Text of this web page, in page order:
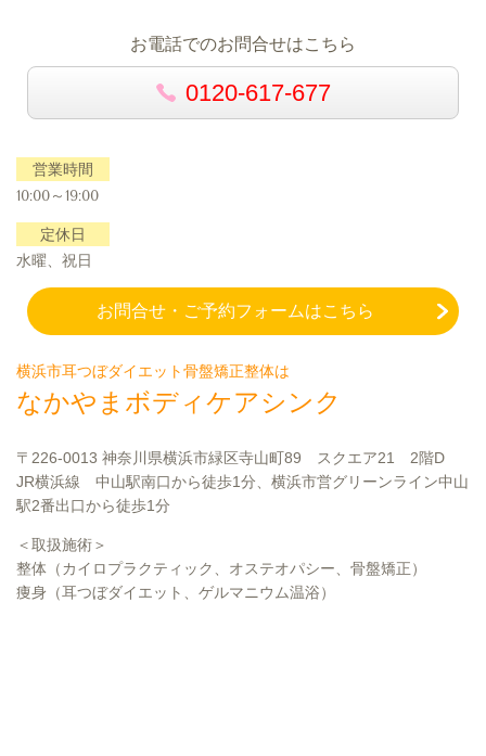
お電話でのお問合せはこちら
0120-617-677
営業時間
10:00～19:00
定休日
水曜、祝日
お問合せ・ご予約フォームはこちら
横浜市耳つぼダイエット骨盤矯正整体は
なかやまボディケアシンク
〒226-0013 神奈川県横浜市緑区寺山町89 スクエア21 2階D
JR横浜線 中山駅南口から徒歩1分、横浜市営グリーンライン中山
駅2番出口から徒歩1分
＜取扱施術＞
整体（カイロプラクティック、オステオパシー、骨盤矯正）
痩身（耳つぼダイエット、ゲルマニウム温浴）